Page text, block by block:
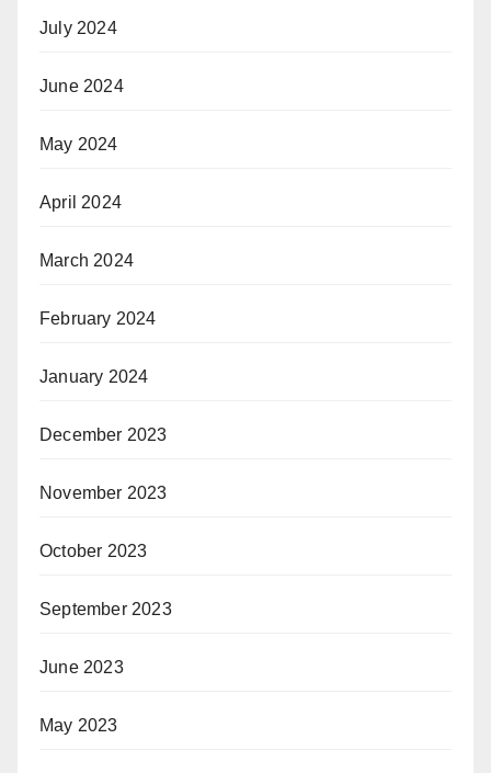
July 2024
June 2024
May 2024
April 2024
March 2024
February 2024
January 2024
December 2023
November 2023
October 2023
September 2023
June 2023
May 2023